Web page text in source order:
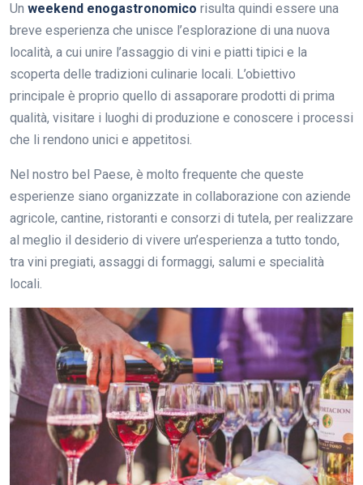
Un weekend enogastronomico risulta quindi essere una
breve esperienza che unisce l’esplorazione di una nuova
località, a cui unire l’assaggio di vini e piatti tipici e la
scoperta delle tradizioni culinarie locali. L’obiettivo
principale è proprio quello di assaporare prodotti di prima
qualità, visitare i luoghi di produzione e conoscere i processi
che li rendono unici e appetitosi.
Nel nostro bel Paese, è molto frequente che queste
esperienze siano organizzate in collaborazione con aziende
agricole, cantine, ristoranti e consorzi di tutela, per realizzare
al meglio il desiderio di vivere un’esperienza a tutto tondo,
tra vini pregiati, assaggi di formaggi, salumi e specialità
locali.